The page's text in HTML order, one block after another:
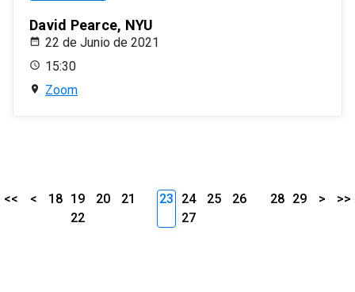
David Pearce, NYU
22 de Junio de 2021
15:30
Zoom
<< < 18 19 20
21
22
23 24 25
26
27
28 29 > >>